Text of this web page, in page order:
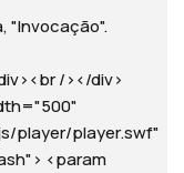
"Invocação".
/></div>
player/player.swf"
<param